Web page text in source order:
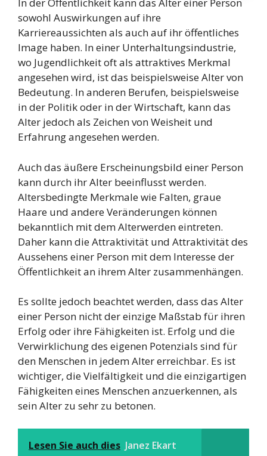
In der Öffentlichkeit kann das Alter einer Person
sowohl Auswirkungen auf ihre
Karriereaussichten als auch auf ihr öffentliches
Image haben. In einer Unterhaltungsindustrie,
wo Jugendlichkeit oft als attraktives Merkmal
angesehen wird, ist das beispielsweise Alter von
Bedeutung. In anderen Berufen, beispielsweise
in der Politik oder in der Wirtschaft, kann das
Alter jedoch als Zeichen von Weisheit und
Erfahrung angesehen werden.
Auch das äußere Erscheinungsbild einer Person
kann durch ihr Alter beeinflusst werden.
Altersbedingte Merkmale wie Falten, graue
Haare und andere Veränderungen können
bekanntlich mit dem Alterwerden eintreten.
Daher kann die Attraktivität und Attraktivität des
Aussehens einer Person mit dem Interesse der
Öffentlichkeit an ihrem Alter zusammenhängen.
Es sollte jedoch beachtet werden, dass das Alter
einer Person nicht der einzige Maßstab für ihren
Erfolg oder ihre Fähigkeiten ist. Erfolg und die
Verwirklichung des eigenen Potenzials sind für
den Menschen in jedem Alter erreichbar. Es ist
wichtiger, die Vielfältigkeit und die einzigartigen
Fähigkeiten eines Menschen anzuerkennen, als
sein Alter zu sehr zu betonen.
Lesen Sie auch dies Janez Ekart